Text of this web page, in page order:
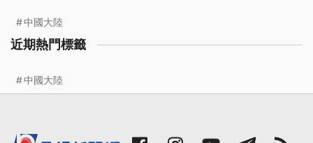
中國大陸
近期熱門標籤
中國大陸